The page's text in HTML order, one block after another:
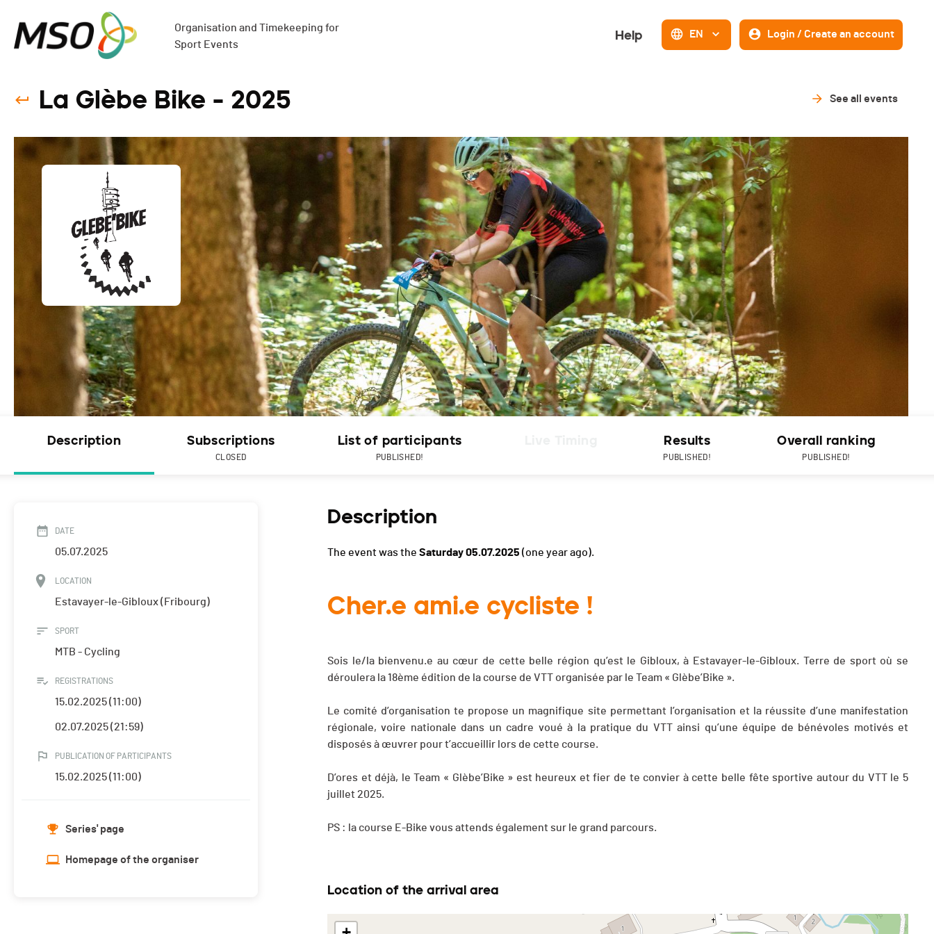
Organisation and Timekeeping for
Sport Events
Help EN Login / Create an account
La Glèbe Bike - 2025 See all events
Description Subscriptions
CLOSED
List of participants
PUBLISHED!
Results
PUBLISHED!
Overall ranking
PUBLISHED!
DATE
05.07.2025
LOCATION
Estavayer-le-Gibloux (Fribourg)
SPORT
MTB - Cycling
REGISTRATIONS
15.02.2025 (11:00)
02.07.2025 (21:59)
PUBLICATION OF PARTICIPANTS
15.02.2025 (11:00)
Series' page
Homepage of the organiser
Description
The event was the Saturday 05.07.2025 (one year ago).
Cher.e ami.e cycliste !
Sois le/la bienvenu.e au cœur de cette belle région qu’est le Gibloux, à Estavayer-le-Gibloux. Terre de sport où se
déroulera la 18ème édition de la course de VTT organisée par le Team « Glèbe’Bike ».
Le comité d’organisation te propose un magnifique site permettant l’organisation et la réussite d’une manifestation
régionale, voire nationale dans un cadre voué à la pratique du VTT ainsi qu’une équipe de bénévoles motivés et
disposés à œuvrer pour t’accueillir lors de cette course.
D’ores et déjà, le Team « Glèbe’Bike » est heureux et fier de te convier à cette belle fête sportive autour du VTT le 5
juillet 2025.
PS : la course E-Bike vous attends également sur le grand parcours.
Location of the arrival area